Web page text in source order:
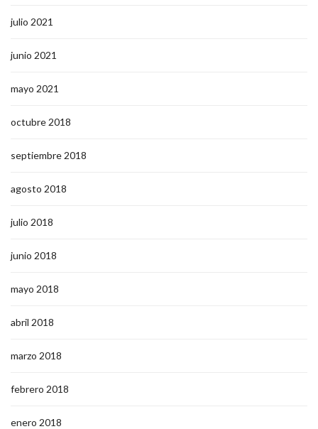
julio 2021
junio 2021
mayo 2021
octubre 2018
septiembre 2018
agosto 2018
julio 2018
junio 2018
mayo 2018
abril 2018
marzo 2018
febrero 2018
enero 2018